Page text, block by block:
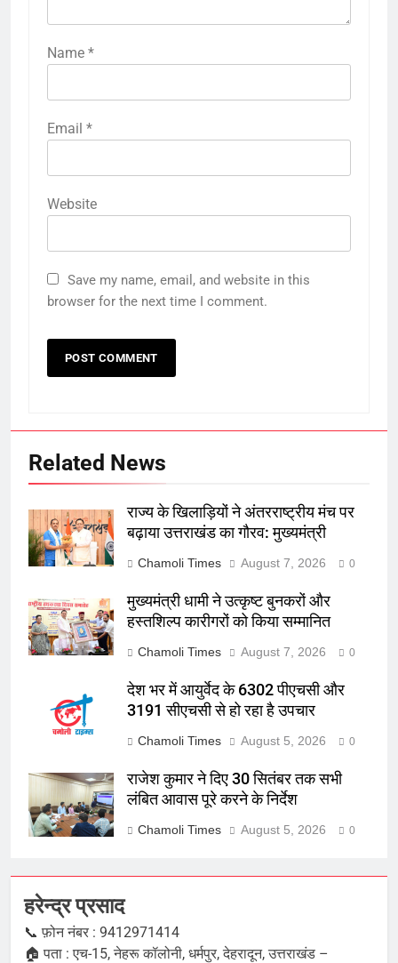
Name *
Email *
Website
Save my name, email, and website in this
browser for the next time I comment.
Related News
राज्य के खिलाड़ियों ने अंतरराष्ट्रीय मंच पर
बढ़ाया उत्तराखंड का गौरव: मुख्यमंत्री
Chamoli Times August 7, 2026 0
मुख्यमंत्री धामी ने उत्कृष्ट बुनकरों और
हस्तशिल्प कारीगरों को किया सम्मानित
Chamoli Times August 7, 2026 0
देश भर में आयुर्वेद के 6302 पीएचसी और
3191 सीएचसी से हो रहा है उपचार
Chamoli Times August 5, 2026 0
राजेश कुमार ने दिए 30 सितंबर तक सभी
लंबित आवास पूरे करने के निर्देश
Chamoli Times August 5, 2026 0
हरेन्द्र प्रसाद
📞 फ़ोन नंबर : 9412971414
🏠 पता : एच-15, नेहरू कॉलोनी, धर्मपुर, देहरादून, उत्तराखंड –